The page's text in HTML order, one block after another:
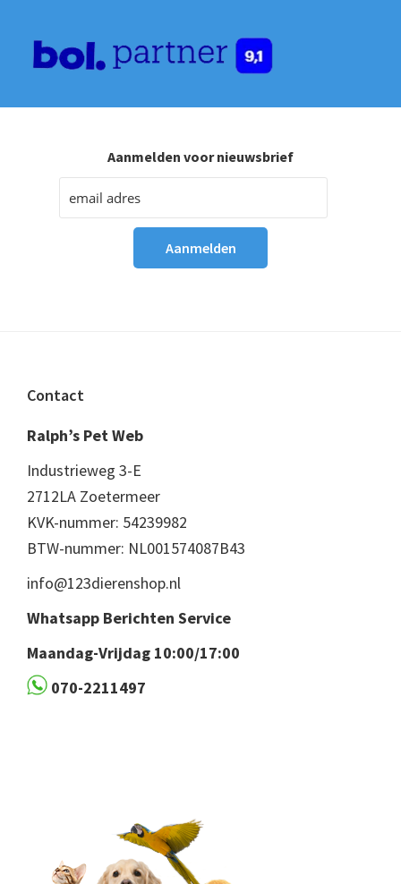
Aanmelden voor nieuwsbrief
Footer
Contact
Ralph’s Pet Web
Industrieweg 3-E
2712LA Zoetermeer
KVK-nummer: 54239982
BTW-nummer: NL001574087B43
info@123dierenshop.nl
Whatsapp Berichten Service
Maandag-Vrijdag 10:00/17:00
070-2211497